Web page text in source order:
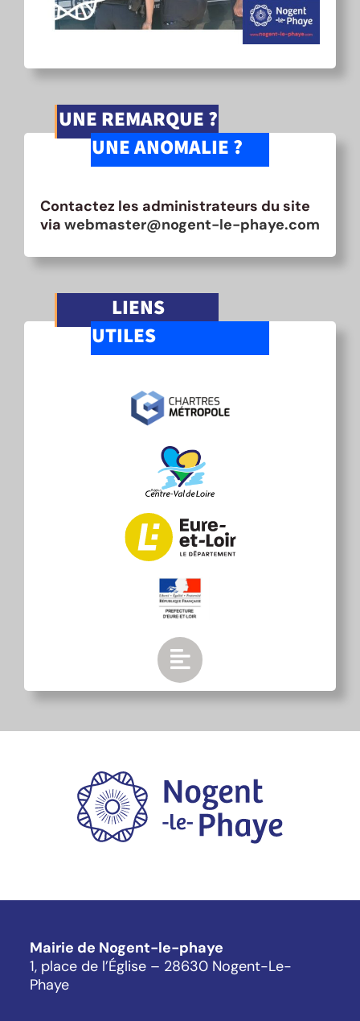
UNE REMARQUE ?
UNE ANOMALIE ?
Contactez les administrateurs du site
via webmaster@nogent-le-phaye.com
LIENS
UTILES
Mairie de Nogent-le-phaye
1, place de l’Église – 28630 Nogent-Le-
Phaye